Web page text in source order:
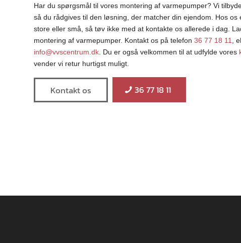
Har du spørgsmål til vores montering af varmepumper? Vi
så du rådgives til den løsning, der matcher din ejendom. Hos os
store eller små, så tøv ikke med at kontakte os allerede i dag.
montering af varmepumper. Kontakt os på telefon36 77 18 11
,
info@vvscentrum.dk . Du er også velkommen til at udfylde vores
vender vi retur hurtigst muligt.
Kontakt os 36 77 18 11